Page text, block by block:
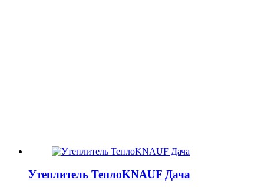
Утеплитель ТеплоKNAUF Дача